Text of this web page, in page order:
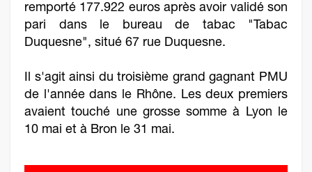
remporté 177.922 euros après avoir validé son
pari dans le bureau de tabac "Tabac
Duquesne", situé 67 rue Duquesne.
Il s'agit ainsi du troisième grand gagnant PMU
de l'année dans le Rhône. Les deux premiers
avaient touché une grosse somme à Lyon le
10 mai et à Bron le 31 mai.